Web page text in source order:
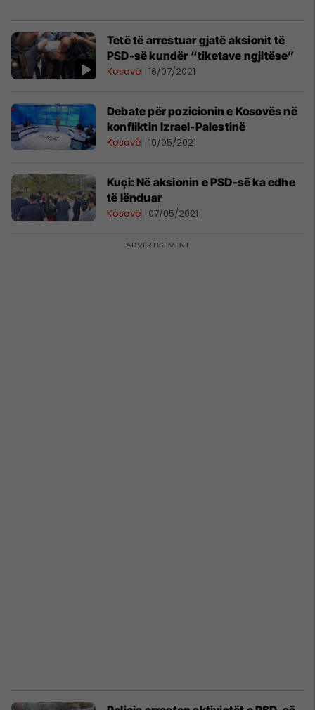
Tetë të arrestuar gjatë aksionit të
PSD-së kundër “tiketave ngjitëse”
Kosovë 16/07/2021
Debate për pozicionin e Kosovës në
konfliktin Izrael-Palestinë
Kosovë 19/05/2021
Kuçi: Në aksionin e PSD-së ka edhe
të lënduar
Kosovë 07/05/2021